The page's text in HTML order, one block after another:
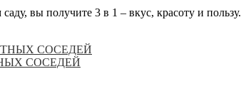
вы получите 3 в 1 – вкус, красоту и пользу.
СОСЕДЕЙ